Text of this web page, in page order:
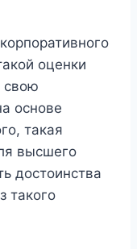
оценки
свою
основе
такая
высшего
достоинства
такого